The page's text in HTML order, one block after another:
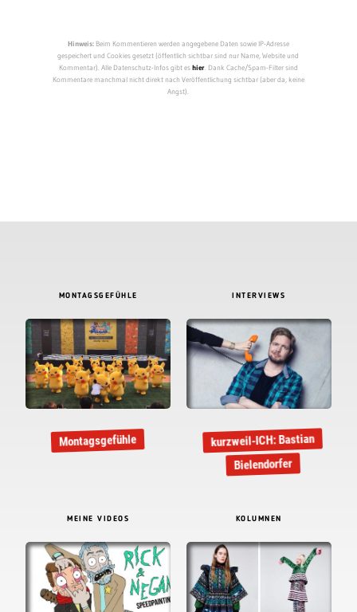
Hinweis:Beim Kommentieren werden angegebene Daten sowie IP-Adresse
gespeichert und Cookies gesetzt (öffentlich sichtbar sind nur Name, Website und
Kommentar). Alle Datenschutz-Infos gibt eshier. Dank Cache/Spam-Filter sind
Kommentare manchmal nicht direkt nach Veröffentlichung sichtbar (aber da, keine
Angst).
MONTAGSGEFÜHLE
Montagsgefühle
INTERVIEWS
kurzweil-ICH: Bastian
Bielendorfer
MEINE VIDEOS KOLUMNEN